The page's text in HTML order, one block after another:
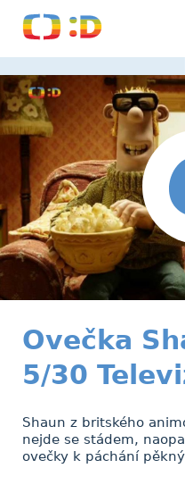
Ovečka
5/30
Shaun z britského
nejde se stádem,
ovečky k páchání